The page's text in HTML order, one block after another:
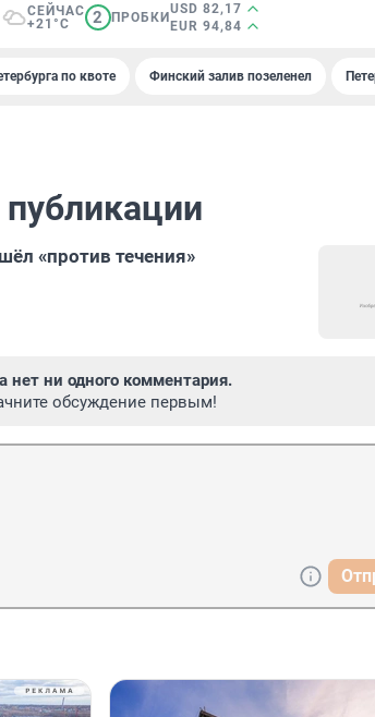
СЕЙЧАС
+21°C
2 ПРОБКИ
USD 82,17
EUR 94,84
по квоте Финский залив позеленел
«против течения»
нет ни одного комментария.
обсуждение первым!